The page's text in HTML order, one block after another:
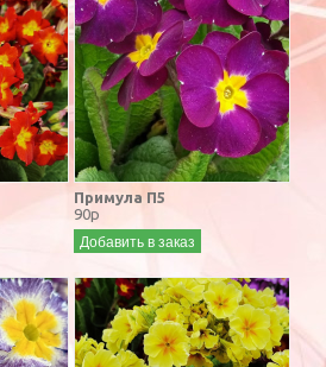
Примула П5
90р
Добавить в заказ